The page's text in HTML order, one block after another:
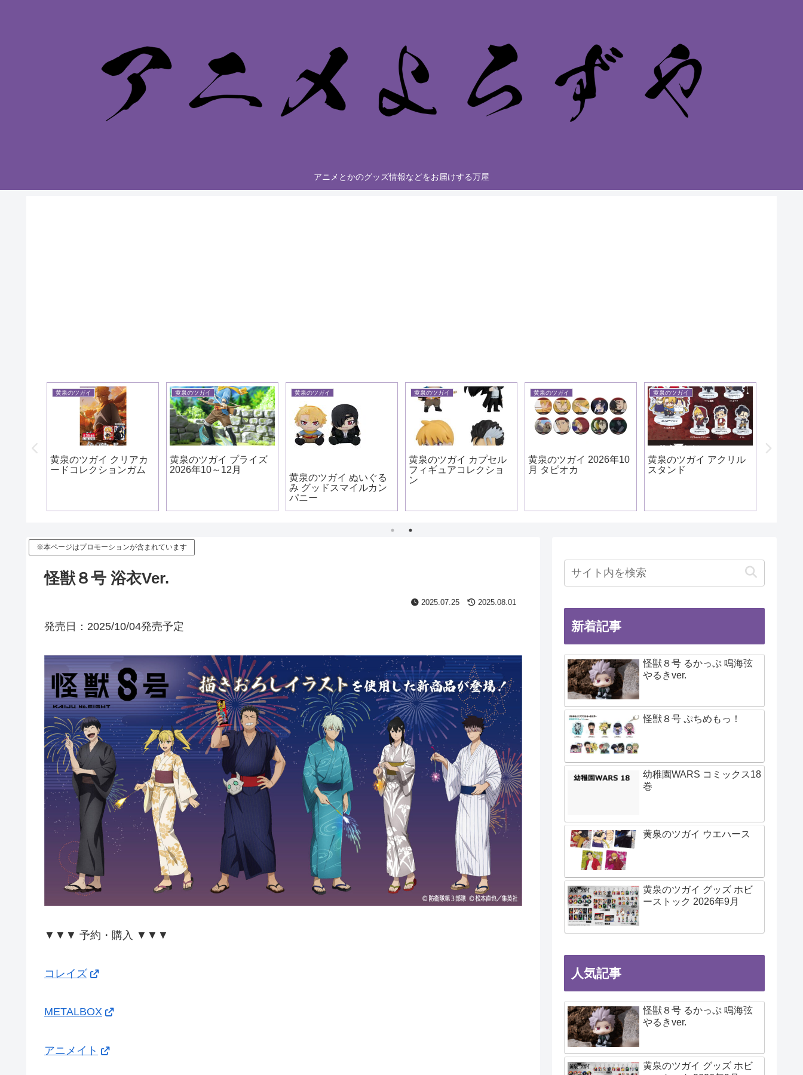
アニメとかのグッズ情報などをお届けする万屋
黄泉のツガイ
黄泉のツガイ クリアカ
ードコレクションガム
黄泉のツガイ
黄泉のツガイ プライズ
2026年10～12月
黄泉のツガイ
黄泉のツガイ ぬいぐる
み グッドスマイルカン
パニー
黄泉のツガイ
黄泉のツガイ カプセル
フィギュアコレクショ
ン
黄泉のツガイ
黄泉のツガイ 2026年10
月 タピオカ
黄泉のツガイ
黄泉のツガイ アクリル
スタンド
※本ページはプロモーションが含まれています
怪獣８号 浴衣Ver.
2025.07.25 2025.08.01
発売日：2025/10/04発売予定
▼▼▼ 予約・購入 ▼▼▼
コレイズ
METALBOX
アニメイト
新着記事
怪獣８号 るかっぷ 鳴海弦
やるきver.
怪獣８号 ぷちめもっ！
幼稚園WARS コミックス18
巻
黄泉のツガイ ウエハース
黄泉のツガイ グッズ ホビ
ーストック 2026年9月
人気記事
怪獣８号 るかっぷ 鳴海弦
やるきver.
黄泉のツガイ グッズ ホビ